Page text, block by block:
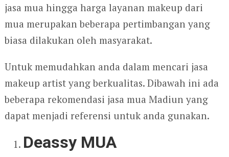
jasa mua hingga harga layanan makeup dari
mua merupakan beberapa pertimbangan yang
biasa dilakukan oleh masyarakat.
Untuk memudahkan anda dalam mencari jasa
makeup artist yang berkualitas. Dibawah ini ada
beberapa rekomendasi jasa mua Madiun yang
dapat menjadi referensi untuk anda gunakan.
Deassy MUA